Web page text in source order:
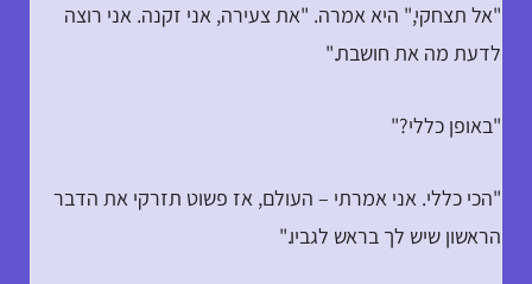
"אל תצחקי," היא אמרה. "את צעירה, אני זקנה. אני רוצה
לדעת מה את חושבת."
"באופן כללי?"
"הכי כללי. אני אמרתי – העולם, אז פשוט תזרקי את הדבר
הראשון שיש לך בראש לגביו."